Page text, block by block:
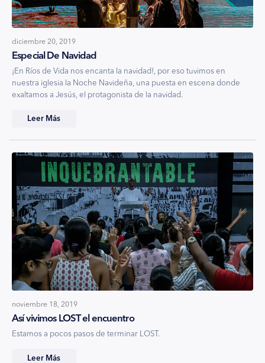
diciembre 20, 2019
Especial De Navidad
¡En Ríos de Vida nos encanta la navidad!, por eso tuvimos en
nuestra iglesia la Noche Navideña, una puesta en escena donde
exaltamos a Jesús, el protagonista de la navidad.
Leer Más
noviembre 18, 2019
Así vivimos LOST el encuentro
Estamos a pocos pasos de terminar LOST.
Leer Más